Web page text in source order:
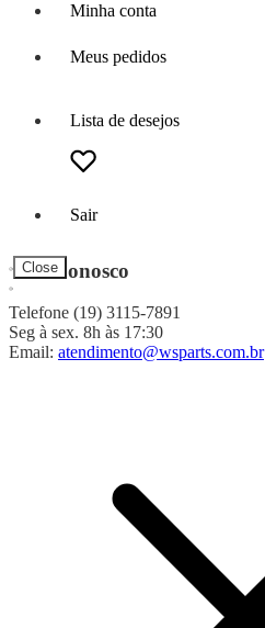
Minha conta
Meus pedidos
Lista de desejos
Sair
Close
Fale Conosco
Telefone (19) 3115-7891
Seg à sex. 8h às 17:30
Email: atendimento@wsparts.com.br